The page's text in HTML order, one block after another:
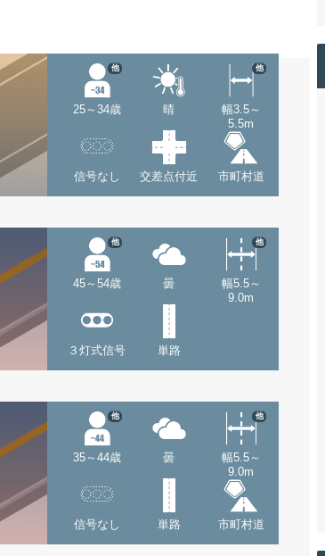
25～34歳
他
晴
幅3.5～
5.5m
他
信号なし 交差点付近 市町村道
45～54歳
他
曇
幅5.5～
9.0m
他
３灯式信号 単路
35～44歳
他
曇
幅5.5～
9.0m
他
信号なし 単路 市町村道